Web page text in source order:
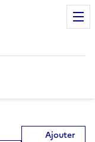
Ajouter